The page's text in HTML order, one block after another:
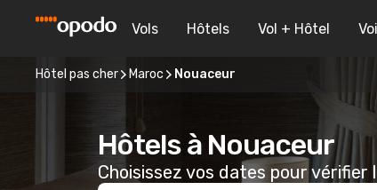
Vols Hôtels Vol + Hôtel
Hôtel pas cher Maroc Nouaceur
Hôtels à Nouaceur
Choisissez vos dates pour